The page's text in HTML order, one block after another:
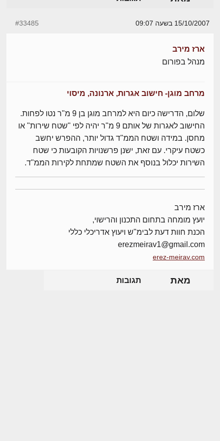
15/10/2007 בשעה 09:07 #33485
ארז מירב
מנהל בפורום
מרחב מוגן- חישוב אגרות, ארנונה, מיסוי
שלום, הדרישה כיום היא למרחב מוגן בן 9 מ"ר נטו לפחות.
החישוב לאגרות של אותם 9 מ"ר יהיה לפי "שטח שירות" או
מחסן. במידה ושטח הממ"ד גדול יותר, ההפרש יחשב
כשטח עיקרי. עם זאת, ישנן פרשנויות הקובעות כי שטח
השירות יכלול בנוסף את השטח שמתחת לקירות הממ"ד.
ארז מירב
יועץ מומחה בתחום התכנון והרישוי,
הכנת חוות דעת לבימ"ש ויעוץ אדריכלי כללי
erezmeirav1@gmail.com
erez-meirav.com
מאת תגובות